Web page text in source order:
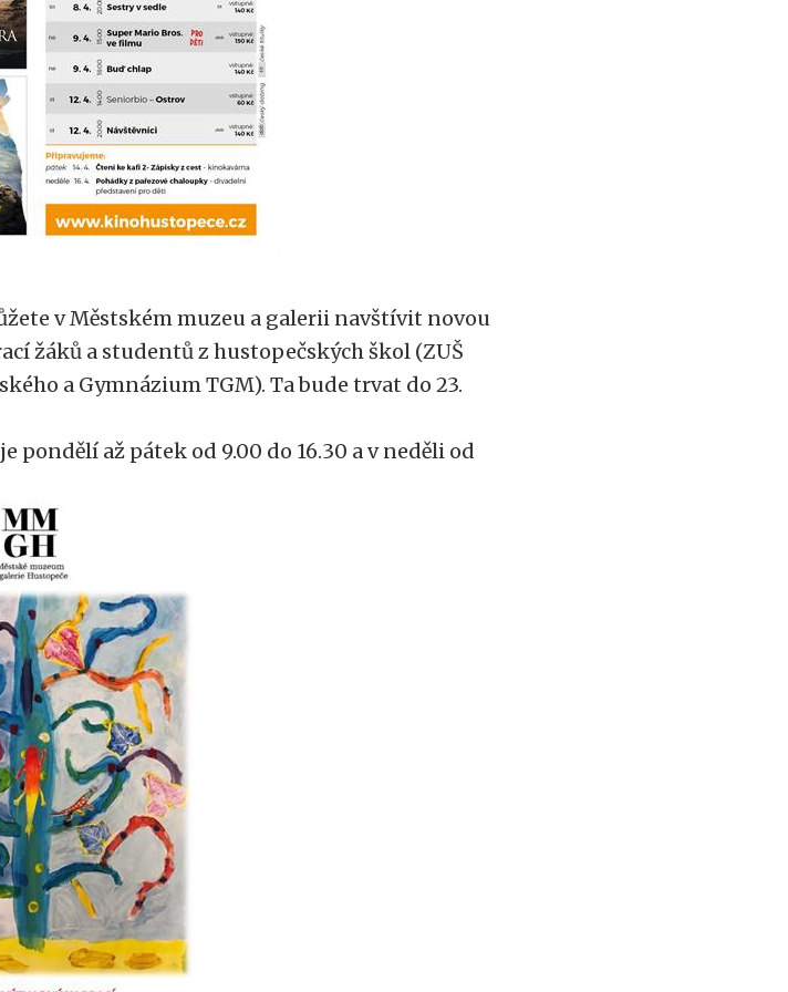
v Městském muzeu a galerii navštívit novou
žáků a studentů z hustopečských škol (ZUŠ
a Gymnázium TGM). Ta bude trvat do 23.
pondělí až pátek od 9.00 do 16.30 a v neděli od